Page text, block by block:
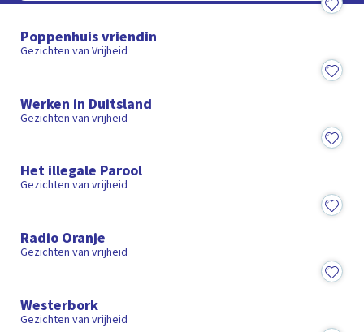
Poppenhuis vriendin
Gezichten van Vrijheid
8:28
Werken in Duitsland
Gezichten van vrijheid
Het illegale Parool
Gezichten van vrijheid
Radio Oranje
Gezichten van vrijheid
Westerbork
Gezichten van vrijheid